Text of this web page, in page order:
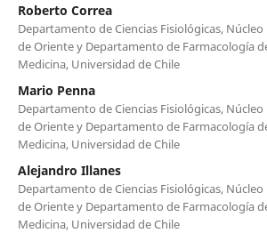
Roberto Correa
Departamento de Ciencias Fisiológicas,
de Oriente y Departamento de Farmacología
Medicina, Universidad de Chile
Mario Penna
Departamento de Ciencias Fisiológicas,
de Oriente y Departamento de Farmacología
Medicina, Universidad de Chile
Alejandro Illanes
Departamento de Ciencias Fisiológicas,
de Oriente y Departamento de Farmacología
Medicina, Universidad de Chile